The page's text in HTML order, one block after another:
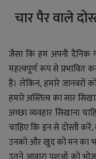
चार पैर वाले
जैसा कि हम अपनी दैनिक
महत्वपूर्ण रूप से
हैं। लेकिन, हमारे जानवरों
हमारे अस्तित्व का सार
अच्छा व्यवहार सिखाना
चाहिए कि इन से दोस्ती करें,
उनकोऔरखुद को मन का